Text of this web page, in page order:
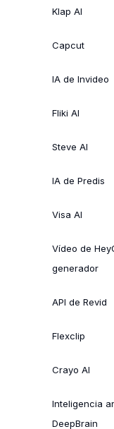
Klap AI
Capcut
IA de Invideo
Fliki AI
Steve AI
IA de Predis
Visa AI
Vídeo de
generador
API de Revid
Flexclip
Crayo AI
Inteligencia
DeepBrain